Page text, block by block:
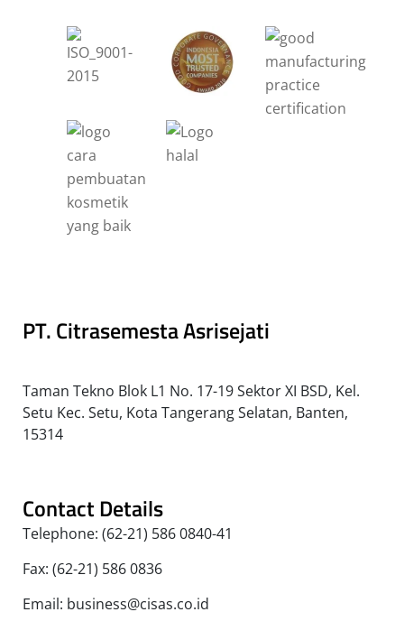
PT. Citrasemesta Asrisejati
Taman Tekno Blok L1 No. 17-19 Sektor XI BSD, Kel.
Setu Kec. Setu, Kota Tangerang Selatan, Banten,
15314
Contact Details
Telephone: (62-21) 586 0840-41
Fax: (62-21) 586 0836
Email: business@cisas.co.id